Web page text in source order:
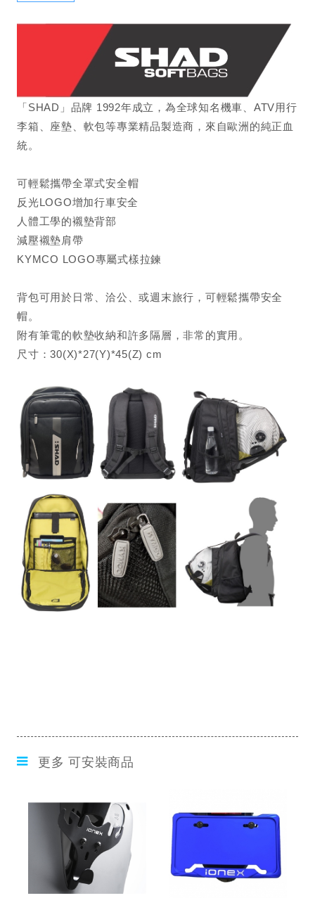
「SHAD」品牌 1992年成立，為全球知名機車、ATV用行
李箱、座墊、軟​​​​​​​包等專業精品製造商，來自歐洲的純正血
統。
可輕鬆攜帶全罩式安全帽
反光LOGO增加行車安全
人體工學的襯墊背部
減壓襯墊肩帶
KYMCO LOGO專屬式樣拉鍊
背包可用於日常、洽公、或週末旅行，可輕鬆攜帶安全
帽。
附有筆電的軟墊收納和許多隔層，非常的實用。
尺寸：30(X)*27(Y)*45(Z) cm
更多 可安裝商品